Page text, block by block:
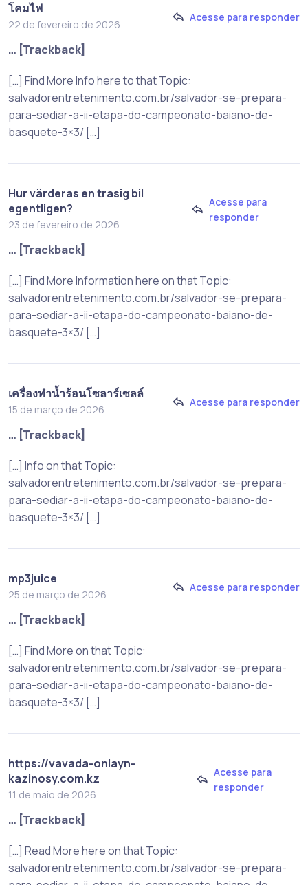
โคมไฟ
22 de fevereiro de 2026
Acesse para responder
… [Trackback]
[…] Find More Info here to that Topic:
salvadorentretenimento.com.br/salvador-se-prepara-
para-sediar-a-ii-etapa-do-campeonato-baiano-de-
basquete-3×3/ […]
Hur värderas en trasig bil
egentligen?
23 de fevereiro de 2026
Acesse para
responder
… [Trackback]
[…] Find More Information here on that Topic:
salvadorentretenimento.com.br/salvador-se-prepara-
para-sediar-a-ii-etapa-do-campeonato-baiano-de-
basquete-3×3/ […]
เครื่องทำน้ำร้อนโซลาร์เซลล์
15 de março de 2026
Acesse para responder
… [Trackback]
[…] Info on that Topic:
salvadorentretenimento.com.br/salvador-se-prepara-
para-sediar-a-ii-etapa-do-campeonato-baiano-de-
basquete-3×3/ […]
mp3juice
25 de março de 2026
Acesse para responder
… [Trackback]
[…] Find More on that Topic:
salvadorentretenimento.com.br/salvador-se-prepara-
para-sediar-a-ii-etapa-do-campeonato-baiano-de-
basquete-3×3/ […]
https://vavada-onlayn-
kazinosy.com.kz
11 de maio de 2026
Acesse para
responder
… [Trackback]
[…] Read More here on that Topic:
salvadorentretenimento.com.br/salvador-se-prepara-